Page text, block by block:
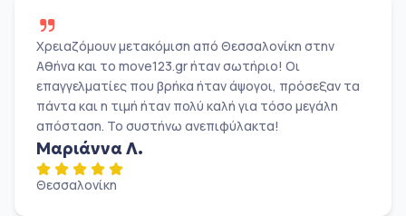
Χρειαζόμουν μετακόμιση από Θεσσαλονίκη στην
Αθήνα και το move123.gr ήταν σωτήριο! Οι
επαγγελματίες που βρήκα ήταν άψογοι, πρόσεξαν τα
πάντα και η τιμή ήταν πολύ καλή για τόσο μεγάλη
απόσταση. Το συστήνω ανεπιφύλακτα!
Μαριάννα Λ.
Θεσσαλονίκη